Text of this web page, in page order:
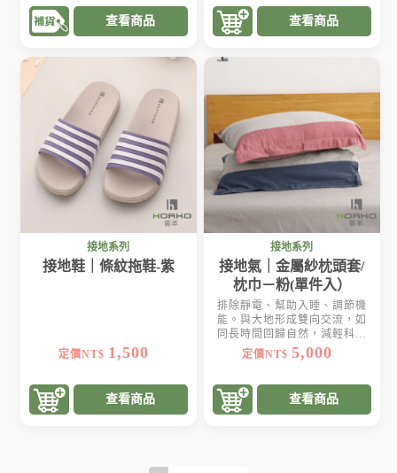
查看商品 查看商品
接地系列
接地鞋｜條紋拖鞋-紫
定價NT$ 1,500
查看商品
接地系列
接地氣｜金屬紗枕頭套/
枕巾－粉(單件入）
排除靜電、幫助入睡、調節機
能。與大地形成雙向交流，如
同長時間回歸自然，減輕科技
帶給身體的影響
定價NT$5,000
查看商品